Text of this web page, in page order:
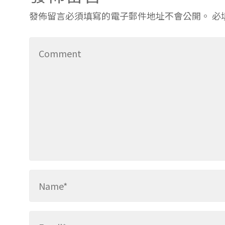
發佈留言必須填寫的電子郵件地址不會公開。 必